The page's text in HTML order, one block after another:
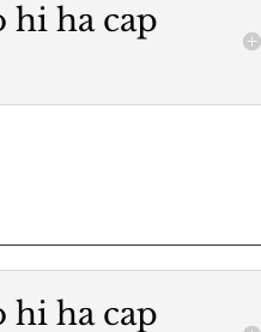
hi ha cap
hi ha cap